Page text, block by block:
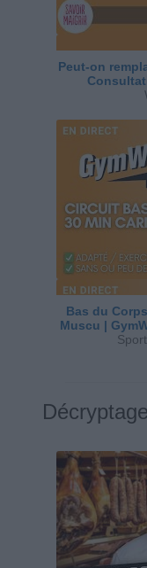
Peut-on
Bas du
Muscu |